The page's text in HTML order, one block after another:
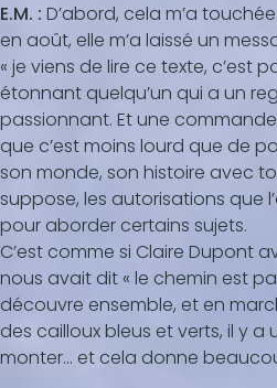
E.M. : D’abord, cela m’a
en août, elle m’a laissé un
« je viens de lire ce texte, c’est
étonnant quelqu’un qui a un
passionnant. Et une
que c’est moins lourd que de
son monde, son histoire avec
suppose, les autorisations que
pour aborder certains sujets.
C’est comme si Claire Dupont
nous avait dit « le chemin est
découvre ensemble, et en
des cailloux bleus et verts, il y a
monter... et cela donne